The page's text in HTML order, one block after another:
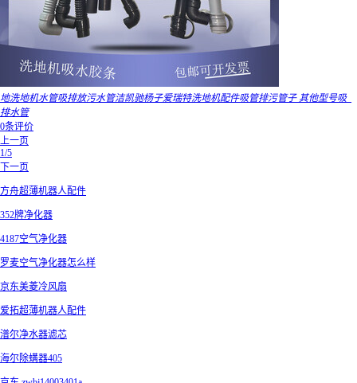
地洗地机水管吸排放污水管洁凯驰杨子爱瑞特洗地机配件吸管排污管子 其他型号吸_
排水管
0条评价
上一页
1/5
下一页
方舟超薄机器人配件
352牌净化器
4187空气净化器
罗麦空气净化器怎么样
京东美菱冷风扇
爱拓超薄机器人配件
潽尔净水器滤芯
海尔除螨器405